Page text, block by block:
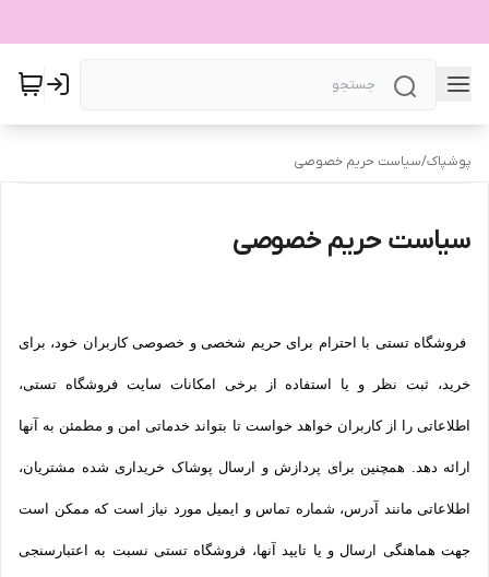
پوشپاک/سیاست حریم خصوصی
سیاست حریم خصوصی
فروشگاه تستی با احترام برای حریم شخصی و خصوصی کاربران خود، برای
خرید، ثبت نظر و یا استفاده از برخی امکانات سایت فروشگاه تستی،
اطلاعاتی را از کاربران خواهد خواست تا بتواند خدماتی امن و مطمئن به آنها
ارائه دهد. همچنین برای پردازش و ارسال پوشاک خریداری شده مشتریان،
اطلاعاتی مانند آدرس، شماره تماس و ایمیل مورد نیاز است که ممکن است
جهت هماهنگی ارسال و یا تایید آنها، فروشگاه تستی نسبت به اعتبارسنجی